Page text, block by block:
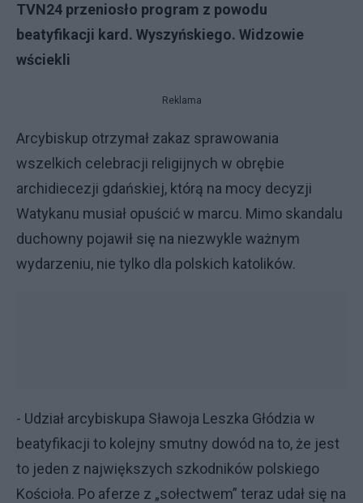
TVN24 przeniosło program z powodu
beatyfikacji kard. Wyszyńskiego. Widzowie
wściekli
Reklama
Arcybiskup otrzymał zakaz sprawowania
wszelkich celebracji religijnych w obrębie
archidiecezji gdańskiej, którą na mocy decyzji
Watykanu musiał opuścić w marcu. Mimo skandalu
duchowny pojawił się na niezwykle ważnym
wydarzeniu, nie tylko dla polskich katolików.
- Udział arcybiskupa Sławoja Leszka Głódzia w
beatyfikacji to kolejny smutny dowód na to, że jest
to jeden z największych szkodników polskiego
Kościoła. Po aferze z „sołectwem” teraz udał się na